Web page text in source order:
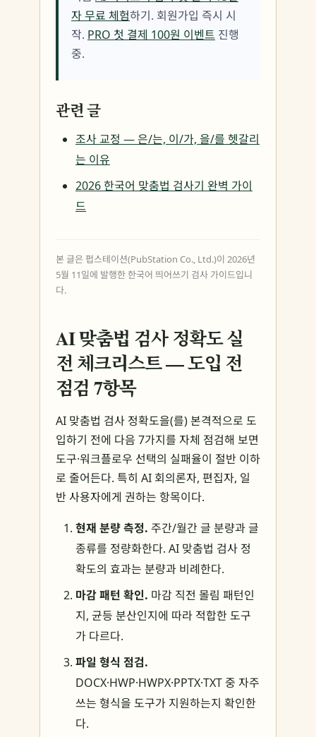
자 무료 체험하기. 회원가입 즉시 시
작. PRO 첫 결제 100원 이벤트 진행
중.
관련 글
조사 교정 — 은/는, 이/가, 을/를 헷갈리
는 이유
2026 한국어 맞춤법 검사기 완벽 가이
드
본 글은 펍스테이션(PubStation Co., Ltd.)이 2026년
5월 11일에 발행한 한국어 띄어쓰기 검사 가이드입니
다.
AI 맞춤법 검사 정확도 실
전 체크리스트 — 도입 전
점검 7항목
AI 맞춤법 검사 정확도을(를) 본격적으로 도
입하기 전에 다음 7가지를 자체 점검해 보면
도구·워크플로우 선택의 실패율이 절반 이하
로 줄어든다. 특히 AI 회의론자, 편집자, 일
반 사용자에게 권하는 항목이다.
현재 분량 측정. 주간/월간 글 분량과 글
종류를 정량화한다. AI 맞춤법 검사 정
확도의 효과는 분량과 비례한다.
마감 패턴 확인. 마감 직전 몰림 패턴인
지, 균등 분산인지에 따라 적합한 도구
가 다르다.
파일 형식 점검.
DOCX·HWP·HWPX·PPTX·TXT 중 자주
쓰는 형식을 도구가 지원하는지 확인한
다.